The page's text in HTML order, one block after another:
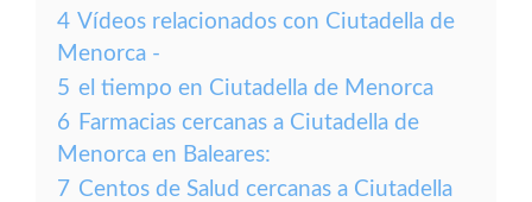
4 Vídeos relacionados con Ciutadella de
Menorca -
5 el tiempo en Ciutadella de Menorca
6 Farmacias cercanas a Ciutadella de
Menorca en Baleares:
7 Centos de Salud cercanas a Ciutadella